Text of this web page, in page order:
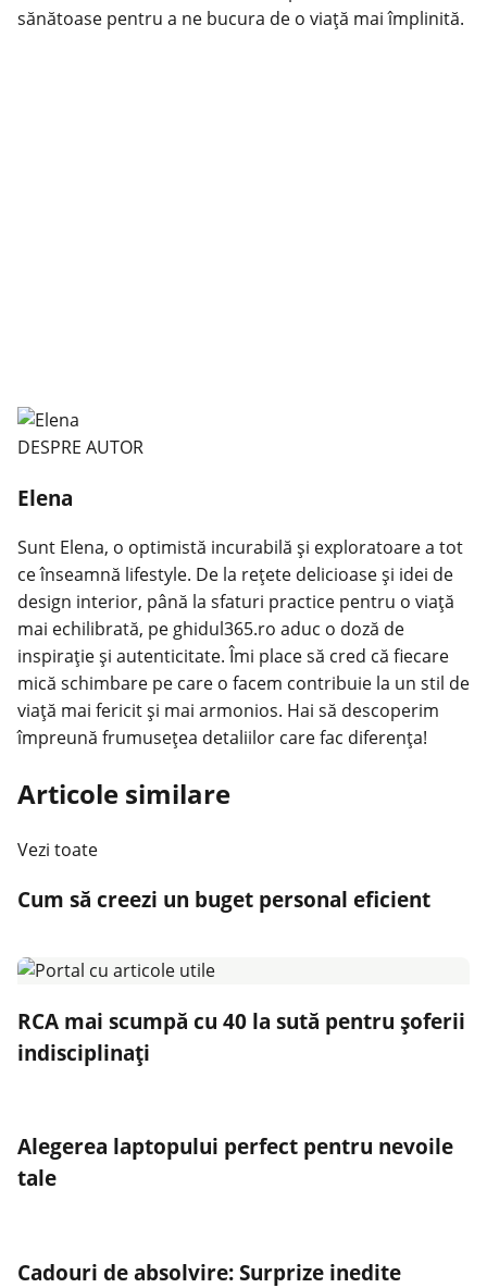
sănătoase pentru a ne bucura de o viață mai împlinită.
DESPRE AUTOR
Elena
Sunt Elena, o optimistă incurabilă și exploratoare a tot
ce înseamnă lifestyle. De la rețete delicioase și idei de
design interior, până la sfaturi practice pentru o viață
mai echilibrată, pe ghidul365.ro aduc o doză de
inspirație și autenticitate. Îmi place să cred că fiecare
mică schimbare pe care o facem contribuie la un stil de
viață mai fericit și mai armonios. Hai să descoperim
împreună frumusețea detaliilor care fac diferența!
Articole similare
Vezi toate
Cum să creezi un buget personal eficient
RCA mai scumpă cu 40 la sută pentru șoferii
indisciplinați
Alegerea laptopului perfect pentru nevoile
tale
Cadouri de absolvire: Surprize inedite